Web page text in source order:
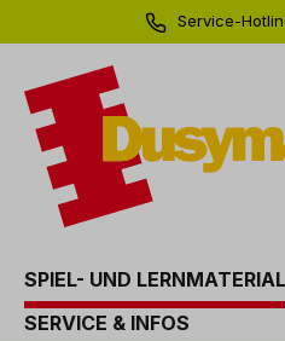
Zur Hauptnavigation
Service-
SPIEL- UND LERNMATERIAL
SERVICE & INFOS